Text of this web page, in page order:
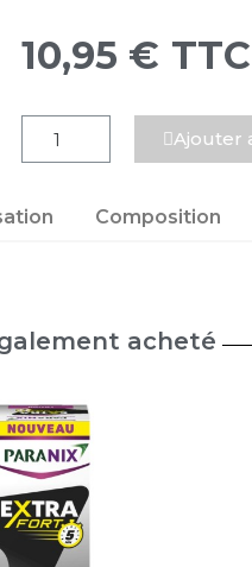
10,95 € TTC
Ajouter
Composition
acheté